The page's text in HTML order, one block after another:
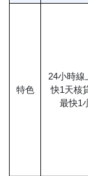
特色
24小時線
快1天核
最快1